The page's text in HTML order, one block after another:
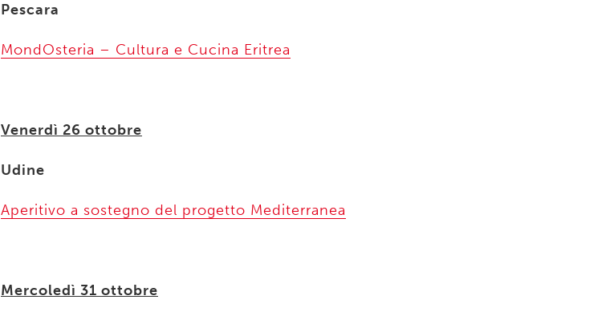
Pescara
MondOsteria – Cultura e Cucina Eritrea
Venerdì 26 ottobre
Udine
Aperitivo a sostegno del progetto Mediterranea
Mercoledì 31 ottobre